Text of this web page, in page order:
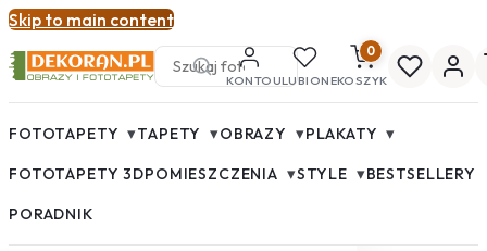
Skip to main content
KONTOULUBIONE
0
KOSZYK
FOTOTAPETY ▾TAPETY ▾OBRAZY ▾PLAKATY ▾
FOTOTAPETY 3DPOMIESZCZENIA ▾STYLE ▾BESTSELLERY
PORADNIK